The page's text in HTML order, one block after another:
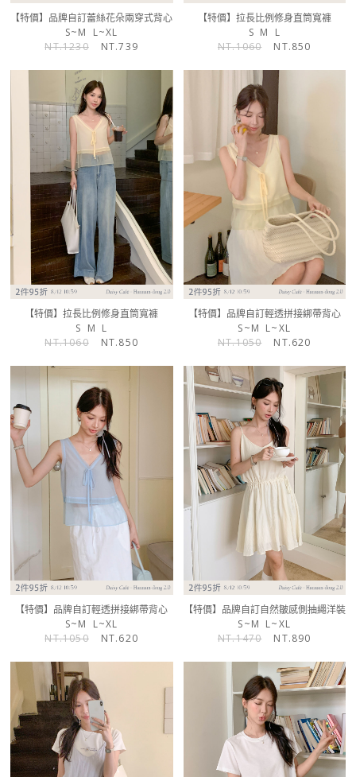
【特價】品牌自訂蕾絲花朵兩穿式背心
S~M
L~XL
NT.1230
NT.739
【特價】拉長比例修身直筒寬褲
S M
L
NT.1060
NT.850
【特價】拉長比例修身直筒寬褲
S M L
NT.1060
NT.850
【特價】品牌自訂輕透拼接綁帶背心
S~M L~XL
NT.1050
NT.620
【特價】品牌自訂輕透拼接綁帶背心
S~M
L~XL
NT.1050
NT.620
【特價】品牌自訂自然皺感側抽繩洋裝
S~M L~XL
NT.1470
NT.890